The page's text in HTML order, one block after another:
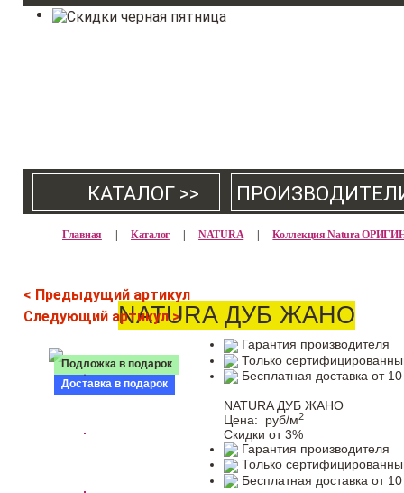
КАТАЛОГ >>
Главная Каталог NATURA Коллекция Natura
< Предыдущий артикул
Следующий артикул >NATURA ДУБ ЖАНО
Подложка в подарок
Доставка в подарок
Гарантия производителя
Только
Бесплатная доставка от
NATURA ДУБ ЖАНО
Цена:
руб/м2
Скидки от 3%
Гарантия производителя
Только
Бесплатная доставка от